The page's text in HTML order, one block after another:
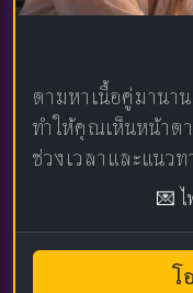
ตามหาเนื้อคู่มานา
ทำให้คุณเห็นหน้าต
ช่วงเวลาและแนว
💌
โ